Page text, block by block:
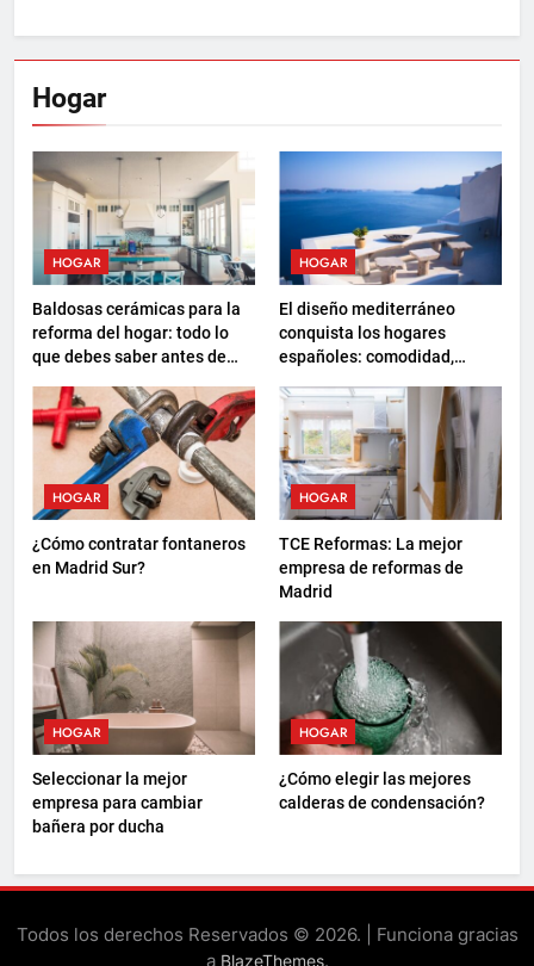
Hogar
HOGAR
Baldosas cerámicas para la
reforma del hogar: todo lo
que debes saber antes de
HOGAR
El diseño mediterráneo
conquista los hogares
españoles: comodidad,
formas de descanso
HOGAR
¿Cómo contratar fontaneros
en Madrid Sur?
HOGAR
TCE Reformas: La mejor
empresa de reformas de
Madrid
HOGAR
Seleccionar la mejor
empresa para cambiar
bañera por ducha
HOGAR
¿Cómo elegir las mejores
calderas de condensación?
Todos los derechos Reservados © 2026. | Funciona gracias
a BlazeThemes.